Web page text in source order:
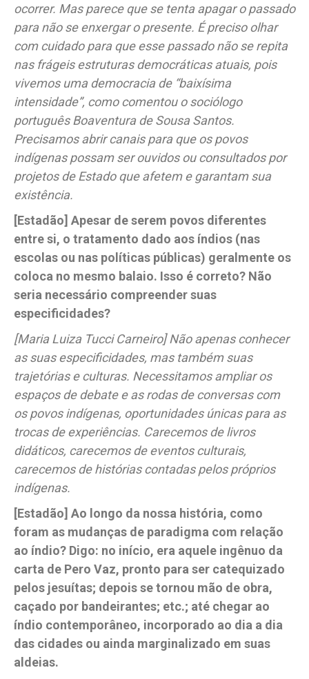
ocorrer. Mas parece que se tenta apagar o passado
para não se enxergar o presente. É preciso olhar
com cuidado para que esse passado não se repita
nas frágeis estruturas democráticas atuais, pois
vivemos uma democracia de “baixísima
intensidade”, como comentou o sociólogo
português Boaventura de Sousa Santos.
Precisamos abrir canais para que os povos
indígenas possam ser ouvidos ou consultados por
projetos de Estado que afetem e garantam sua
existência.
[Estadão] Apesar de serem povos diferentes
entre si, o tratamento dado aos índios (nas
escolas ou nas políticas públicas) geralmente os
coloca no mesmo balaio. Isso é correto? Não
seria necessário compreender suas
especificidades?
[Maria Luiza Tucci Carneiro] Não apenas conhecer
as suas especificidades, mas também suas
trajetórias e culturas. Necessitamos ampliar os
espaços de debate e as rodas de conversas com
os povos indígenas, oportunidades únicas para as
trocas de experiências. Carecemos de livros
didáticos, carecemos de eventos culturais,
carecemos de histórias contadas pelos próprios
indígenas.
[Estadão] Ao longo da nossa história, como
foram as mudanças de paradigma com relação
ao índio? Digo: no início, era aquele ingênuo da
carta de Pero Vaz, pronto para ser catequizado
pelos jesuítas; depois se tornou mão de obra,
caçado por bandeirantes; etc.; até chegar ao
índio contemporâneo, incorporado ao dia a dia
das cidades ou ainda marginalizado em suas
aldeias.